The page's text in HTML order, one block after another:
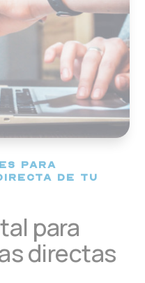
PARA
DE TU
para
directas